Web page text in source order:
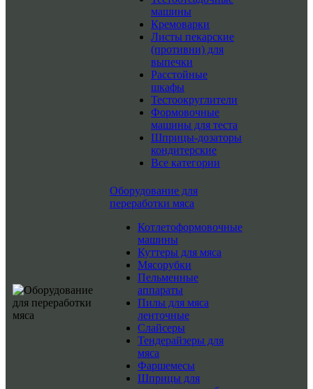
машины
Кремоварки
Листы пекарские
(противни) для
выпечки
Расстойные
шкафы
Тестоокруглители
Формовочные
машины для теста
Шприцы-дозаторы
кондитерские
Все категории
Оборудование для
переработки мяса
Котлетоформовочные
машины
Куттеры для мяса
Мясорубки
Пельменные
аппараты
Пилы для мяса
ленточные
Слайсеры
Тендерайзеры для
мяса
Фаршемесы
Шприцы для